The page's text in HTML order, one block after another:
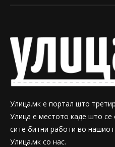
Улица.мк е портал што
Улица е местото каде што се
сите битни работи во
Улица.мк со нас.